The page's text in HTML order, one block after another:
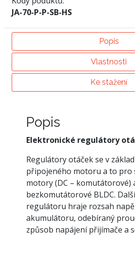
JA-70-P-P-SB-HS
Popis
Vlastnosti
Ke stažení
Popis
Elektronické regulátory
Regulátory otáček se v
připojeného motoru a to pro
motory (DC – komutátorové)
bezkomutátorové BLDC.
regulátoru hraje rozsah
akumulátoru, odebíraný
způsob napájení přijímače a